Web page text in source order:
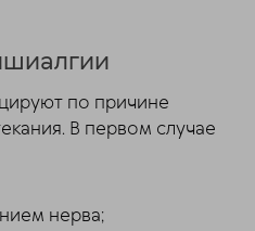
по причине
В первом случае
нерва;